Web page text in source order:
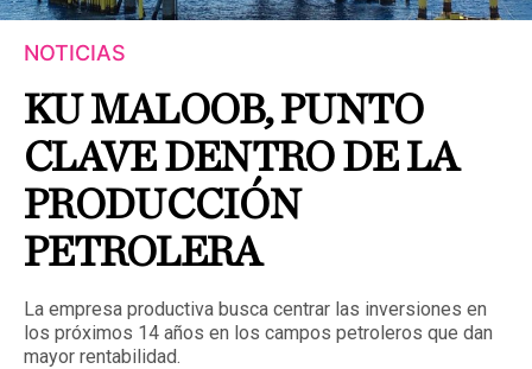
NOTICIAS
KU MALOOB, PUNTO
CLAVE DENTRO DE LA
PRODUCCIÓN
PETROLERA
La empresa productiva busca centrar las inversiones en
los próximos 14 años en los campos petroleros que dan
mayor rentabilidad.